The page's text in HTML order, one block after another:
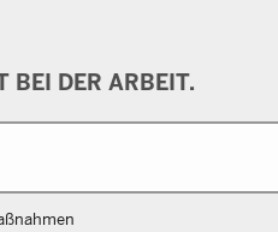
BEI DER ARBEIT.